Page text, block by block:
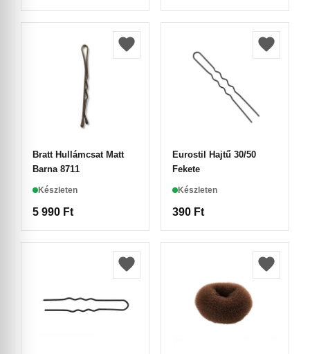
Bratt Hullámcsat Matt
Barna 8711
Készleten
5 990 Ft
Eurostil Hajtű 30/50
Fekete
Készleten
390 Ft